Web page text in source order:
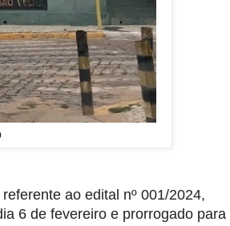
ao edital nº 001/2024,
6 de fevereiro e prorrogado para